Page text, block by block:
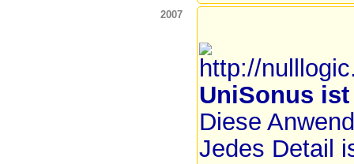
2007
UniSonus
Diese
Jedes Detail